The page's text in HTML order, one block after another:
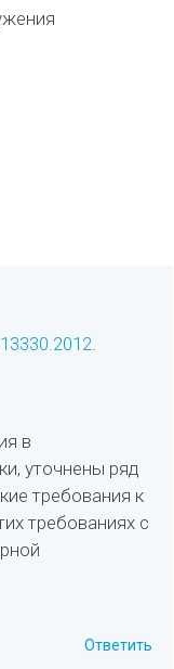
.
в
уточнены ряд
требования к
требованиях с
Ответить